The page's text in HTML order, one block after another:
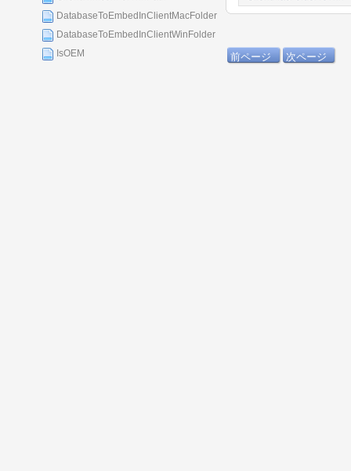
DatabaseToEmbedInClientMacFolder
DatabaseToEmbedInClientWinFolder
IsOEM
前ページ 次ページ